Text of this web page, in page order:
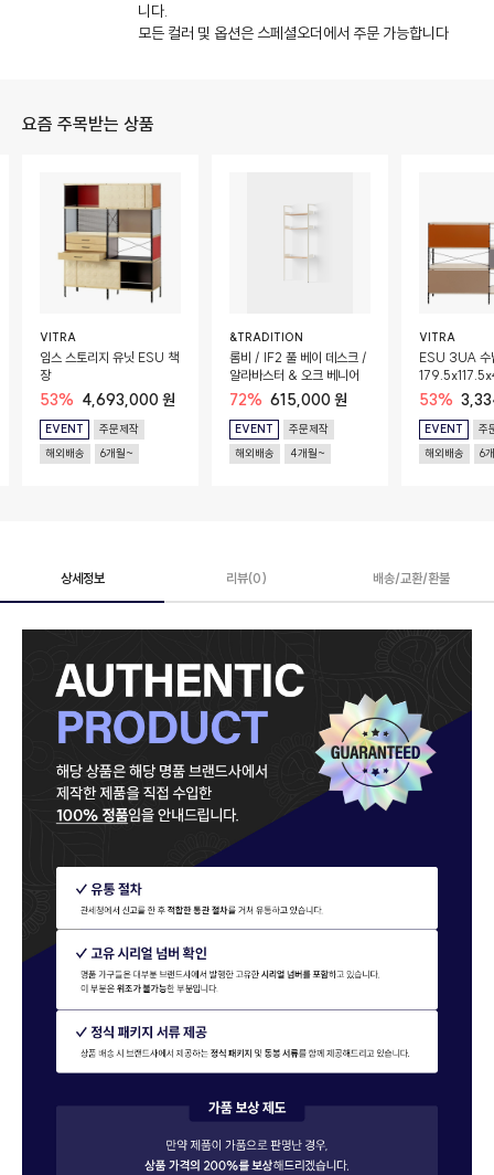
니다.
모든 컬러 및 옵션은 스페셜오더에서 주문 가능합니다
요즘 주목받는 상품
VITRA
임스 스토리지 유닛 ESU 책
장
53% 4,693,000 원
EVENT
주문제작
해외배송
6개월~
&TRADITION
롬비 / IF2 풀 베이 데스크 /
알라바스터 & 오크 베니어
72% 615,000 원
EVENT
주문제작
해외배송
4개월~
VITRA
ESU 3UA 수
53%
EVENT
주
해외배송
6
상세정보 리뷰(0) 배송/교환/환불